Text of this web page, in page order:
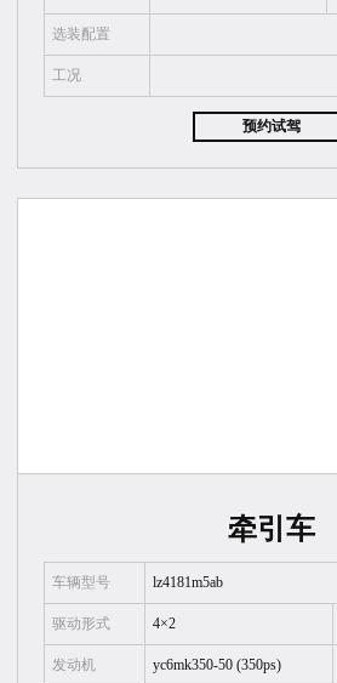
选装配置
工况
预约试驾
牵引车
车辆型号 lz4181m5ab
驱动形式 4×2
发动机 yc6mk350-50 (350ps)